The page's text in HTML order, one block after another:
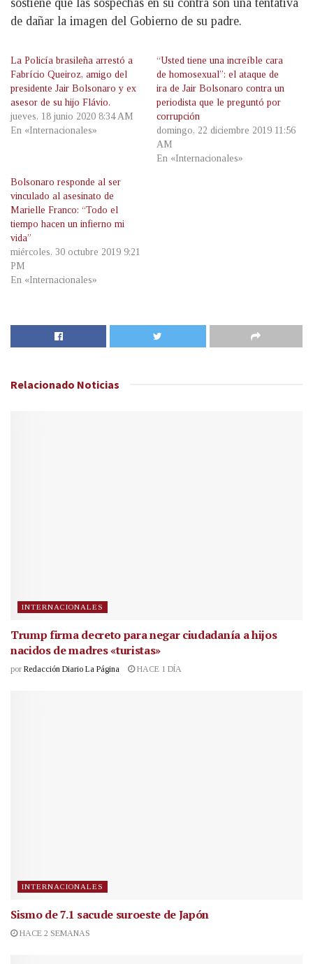
de dañar la imagen del Gobierno de su padre.
La Policía brasileña arrestó a
Fabrício Queiroz, amigo del
presidente Jair Bolsonaro y ex
asesor de su hijo Flávio.
jueves, 18 junio 2020 8:34 AM
En «Internacionales»
“Usted tiene una increíble cara
de homosexual”: el ataque de
ira de Jair Bolsonaro contra un
periodista que le preguntó por
corrupción
domingo, 22 diciembre 2019 11:56
AM
En «Internacionales»
Bolsonaro responde al ser
vinculado al asesinato de
Marielle Franco: “Todo el
tiempo hacen un infierno mi
vida”
miércoles, 30 octubre 2019 9:21
PM
En «Internacionales»
Relacionado Noticias
INTERNACIONALES
Trump firma decreto para negar ciudadanía a hijos
nacidos de madres «turistas»
por Redacción Diario La Página HACE 1 DÍA
INTERNACIONALES
Sismo de 7.1 sacude suroeste de Japón
HACE 2 SEMANAS